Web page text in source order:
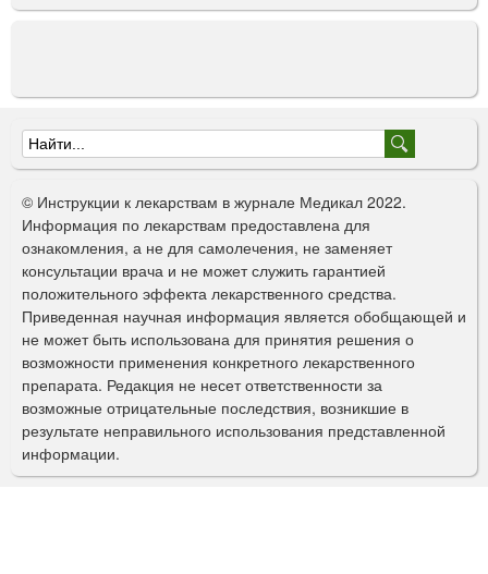
Ф
о
р
м
а
п
о
и
с
к
© Инструкции к лекарствам в журнале Медикал 2022.
Информация по лекарствам предоставлена для
ознакомления, а не для самолечения, не заменяет
консультации врача и не может служить гарантией
положительного эффекта лекарственного средства.
Приведенная научная информация является обобщающей и
не может быть использована для принятия решения о
возможности применения конкретного лекарственного
препарата. Редакция не несет ответственности за
возможные отрицательные последствия, возникшие в
результате неправильного использования представленной
информации.